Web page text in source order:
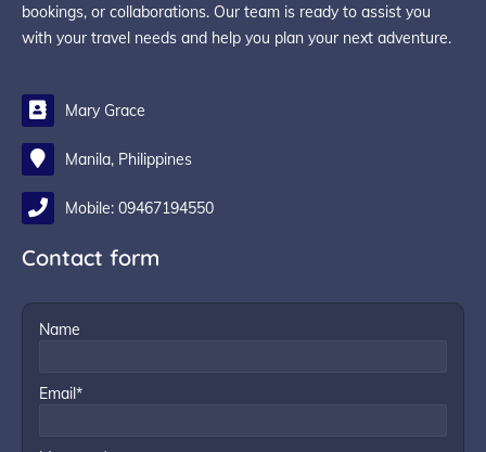
bookings, or collaborations. Our team is ready to assist you
with your travel needs and help you plan your next adventure.
Mary Grace
Manila, Philippines
Mobile: 09467194550
Contact form
Name
Email*